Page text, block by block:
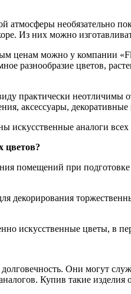
атмосферы необязательно
Из них можно
ценам можно у компании
разнообразие цветов,
практически неотличимы
аксессуары,
искусственные аналоги
цветов?
помещений при
декорирования
искусственные цветы, в
Они могут
Купив такие изделия